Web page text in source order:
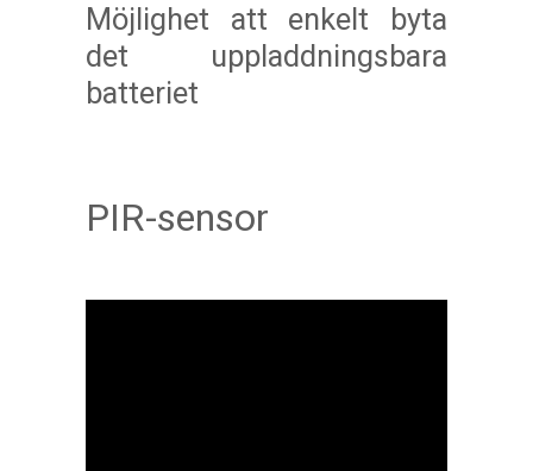
Möjlighet att enkelt byta
det uppladdningsbara
batteriet
PIR-sensor